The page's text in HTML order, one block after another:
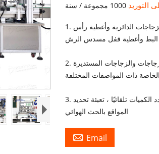
التوريد 1000 مجموعة / سنة
1. خط تعبئة المنظفات مناسب بشكل خاص لأغطية الزجاجات الدائرية وأغطية رأس
2. خط تعبئة الزجاجات الأوتوماتيكي مناسب للزجاجات والزجاجات المستديرة
ذات المواصفات المختلفة
3. خط تعبئة منظفات الغسيل ، المضخة التمعجية تحدد الكميات تلقائيًا ، تعبئة تحديد
المواقع بالحث الهوائي
 Email